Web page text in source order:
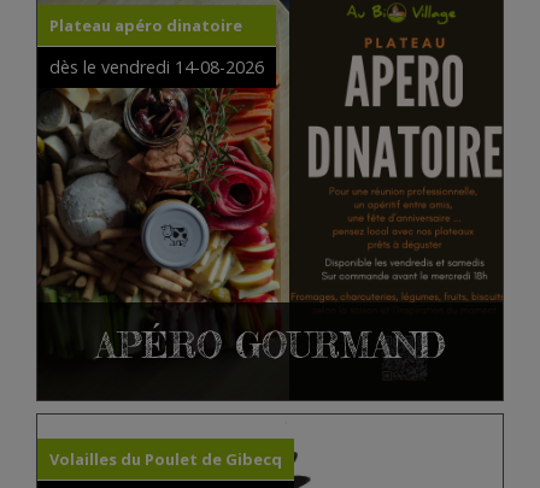
Plateau apéro dinatoire
dès le vendredi 14-08-2026
APÉRO GOURMAND
Volailles du Poulet de Gibecq